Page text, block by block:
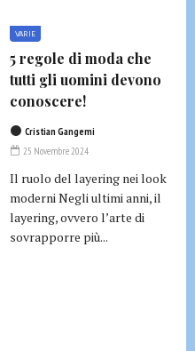
VARIE
5 regole di moda che
tutti gli uomini devono
conoscere!
Cristian Gangemi
25 Novembre 2024
Il ruolo del layering nei look
moderni Negli ultimi anni, il
layering, ovvero l’arte di
sovrapporre più...